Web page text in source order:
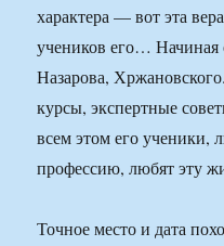
характера — вот эта
учеников его…
Назарова,
курсы, экспертные
всем этом его ученики,
профессию, любят эту
Точное место и дата